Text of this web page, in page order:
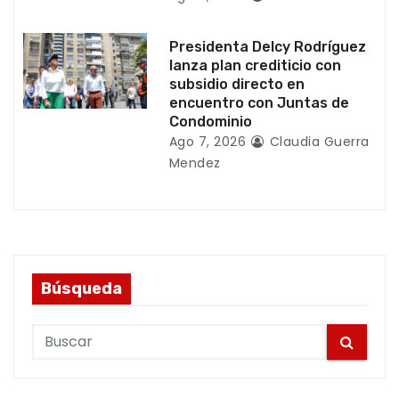
s
Presidenta Delcy Rodríguez
lanza plan crediticio con
subsidio directo en
encuentro con Juntas de
Condominio
Ago 7, 2026
Claudia Guerra
Mendez
Búsqueda